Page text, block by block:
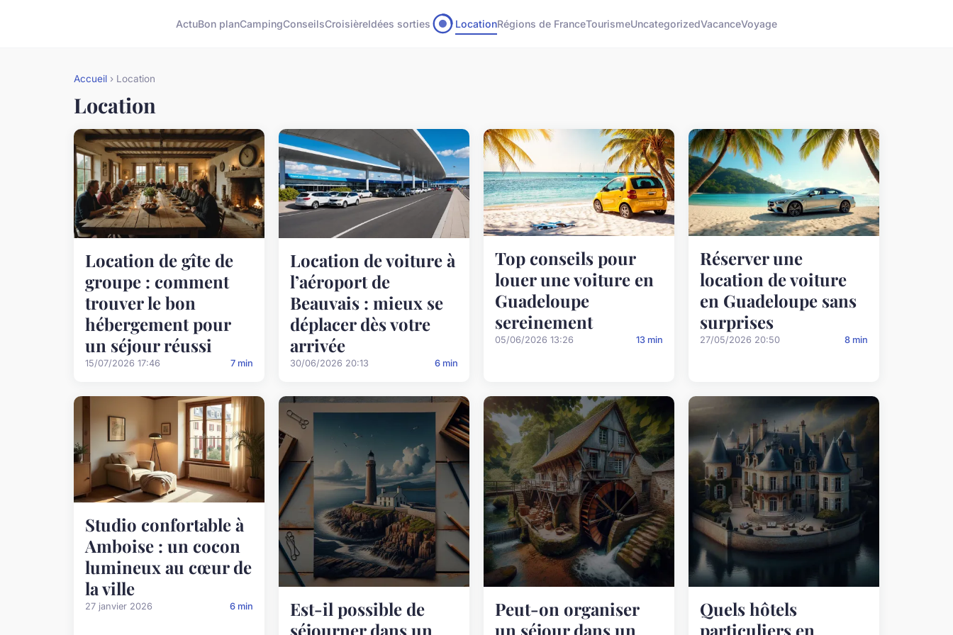
ActuBon planCampingConseilsCroisièreIdées sorties LocationRégions de FranceTourismeUncategorizedVacanceVoyage
Accueil › Location
Location
Location de gîte de
groupe : comment
trouver le bon
hébergement pour
un séjour réussi
15/07/2026 17:46 7 min
Location de voiture à
l’aéroport de
Beauvais : mieux se
déplacer dès votre
arrivée
30/06/2026 20:13 6 min
Top conseils pour
louer une voiture en
Guadeloupe
sereinement
05/06/2026 13:26 13 min
Réserver une
location de voiture
en Guadeloupe sans
surprises
27/05/2026 20:50 8 min
Studio confortable à
Amboise : un cocon
lumineux au cœur de
la ville
27 janvier 2026 6 min
Est-il possible de
séjourner dans un
Peut-on organiser
un séjour dans un
Quels hôtels
particuliers en